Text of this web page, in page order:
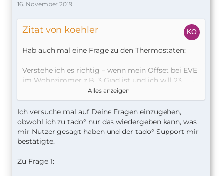
16. November 2019
Zitat von koehler
Hab auch mal eine Frage zu den Thermostaten:
Verstehe ich es richtig – wenn mein Offset bei EVE
im Wohnzimmer z.B. 3 Grad ist und ich will 23
Grad sagen. Dann muss ich quasi zu Siri sagen:
stelle das Wohnzimmer auf 26 Grad.
ERNSTHAFT???? Das ist ja mega uncool! Also
stimmt das so oder ist es nicht richtig???
Frage zwei: kann ich dann zumindest mein
den Eve Thermos koppeln? Dann bräuchte man
Alles anzeigen
Ich versuche mal auf Deine Fragen einzugehen,
obwohl ich zu tado° nur das wiedergeben kann, was
mir Nutzer gesagt haben und der tado° Support mir
bestätigte.
Zu Frage 1: